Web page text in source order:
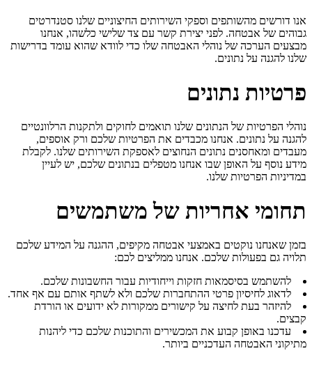
אנו דורשים מהשותפים וספקי השירותים החיצוניים שלנו סטנדרטים
גבוהים של אבטחה. לפני יצירת קשר עם צד שלישי כלשהו, אנחנו
מבצעים הערכה של נוהלי האבטחה שלו כדי לוודא שהוא עומד בדרישות
שלנו להגנה על נתונים.
פרטיות נתונים
נוהלי הפרטיות של הנתונים שלנו תואמים לחוקים ולתקנות הרלוונטיים
להגנה על נתונים. אנחנו מכבדים את הפרטיות שלכם ורק אוספים,
מעבדים ומאחסנים נתונים הנחוצים לאספקת השירותים שלנו. לקבלת
מידע נוסף על האופן שבו אנחנו מטפלים בנתונים שלכם, יש לעיין
במדיניות הפרטיות שלנו.
תחומי אחריות של משתמשים
בזמן שאנחנו נוקטים באמצעי אבטחה מקיפים, ההגנה על המידע שלכם
תלויה גם בפעולות שלכם. אנחנו ממליצים לכם:
להשתמש בסיסמאות חזקות וייחודיות עבור החשבונות שלכם.
לדאוג לחיסיון פרטי ההתחברות שלכם ולא לשתף אותם עם אף אחד.
להיזהר בעת לחיצה על קישורים ממקורות לא ידועים או הורדת
קבצים.
עדכנו באופן קבוע את המכשירים והתוכנות שלכם כדי ליהנות
מתיקוני האבטחה העדכניים ביותר.